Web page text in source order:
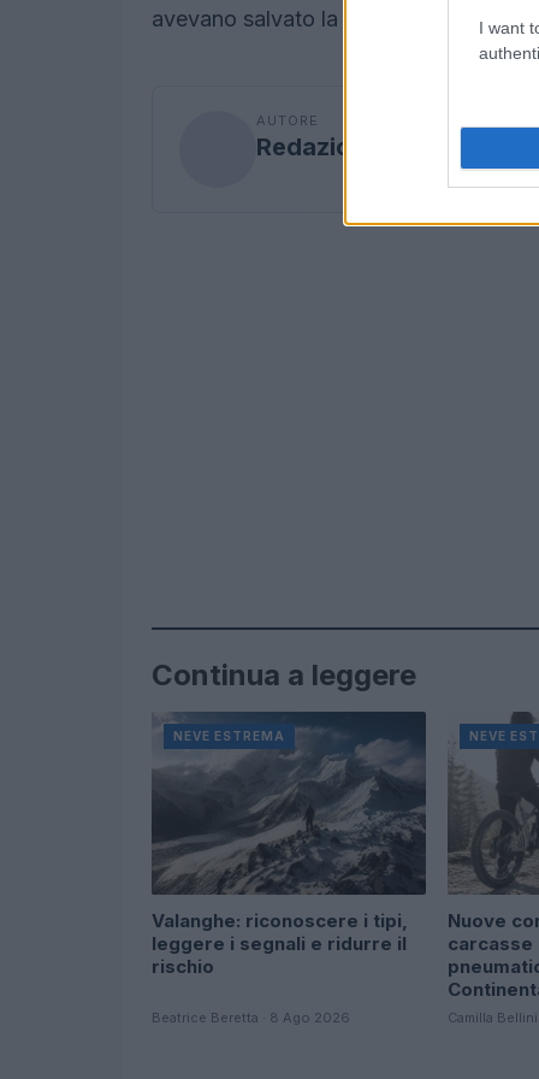
I want
avevano salvato la sua vita.
AUTORE
Redazione
Continua a leggere
NEVE ESTREMA
Valanghe: riconoscere i tipi,
leggere i segnali e ridurre il
rischio
Beatrice Beretta · 8 Ago 2026
NEVE
Nuove
carcasse
Camilla